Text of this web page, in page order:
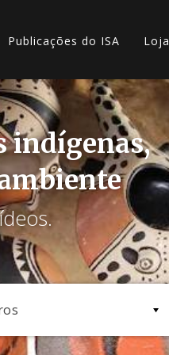
Publicações do ISA Loja
indígenas,